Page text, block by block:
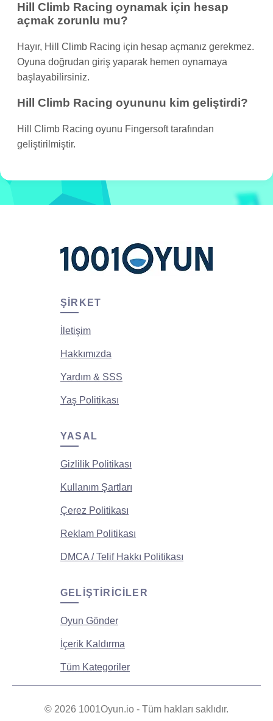
Hill Climb Racing oynamak için hesap
açmak zorunlu mu?
Hayır, Hill Climb Racing için hesap açmanız gerekmez.
Oyuna doğrudan giriş yaparak hemen oynamaya
başlayabilirsiniz.
Hill Climb Racing oyununu kim geliştirdi?
Hill Climb Racing oyunu Fingersoft tarafından
geliştirilmiştir.
ŞIRKET
İletişim
Hakkımızda
Yardım & SSS
Yaş Politikası
YASAL
Gizlilik Politikası
Kullanım Şartları
Çerez Politikası
Reklam Politikası
DMCA / Telif Hakkı Politikası
GELIŞTIRICILER
Oyun Gönder
İçerik Kaldırma
Tüm Kategoriler
© 2026 1001Oyun.io - Tüm hakları saklıdır.